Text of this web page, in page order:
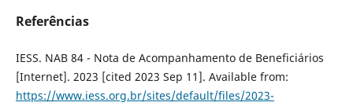
Referências
IESS. NAB 84 - Nota de Acompanhamento de Beneficiários
[Internet]. 2023 [cited 2023 Sep 11]. Available from:
https://www.iess.org.br/sites/default/files/2023-